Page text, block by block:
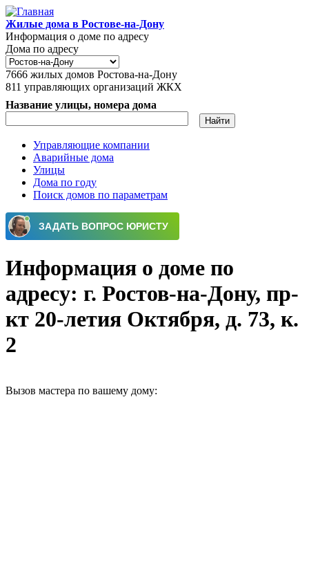
Перейти к основному содержанию
Жилые дома в Ростове-на-Дону
Информация о доме по адресу
Дома по адресу
7666 жилых домов Ростова-на-Дону
811 управляющих организаций ЖКХ
Название улицы, номера дома
Главное меню
Управляющие компании
Аварийные дома
Улицы
Дома по году
Поиск домов по параметрам
Информация о доме по
адресу: г. Ростов-на-Дону, пр-
кт 20-летия Октября, д. 73, к.
2
Вызов мастера по вашему дому: